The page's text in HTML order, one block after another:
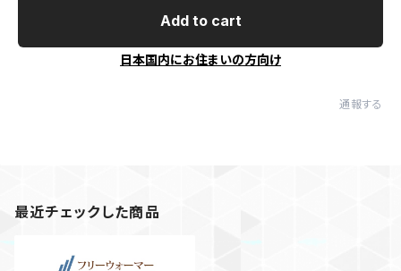
Add to cart
日本国内にお住まいの方向け
通報する
最近チェックした商品